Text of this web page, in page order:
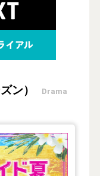
ン） Drama